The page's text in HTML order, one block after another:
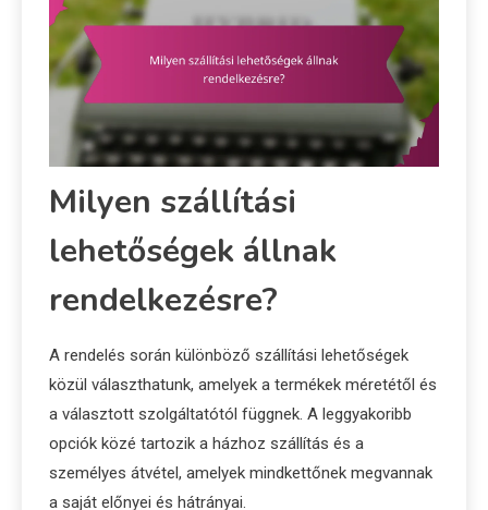
Milyen szállítási
lehetőségek állnak
rendelkezésre?
A rendelés során különböző szállítási lehetőségek
közül választhatunk, amelyek a termékek méretétől és
a választott szolgáltatótól függnek. A leggyakoribb
opciók közé tartozik a házhoz szállítás és a
személyes átvétel, amelyek mindkettőnek megvannak
a saját előnyei és hátrányai.